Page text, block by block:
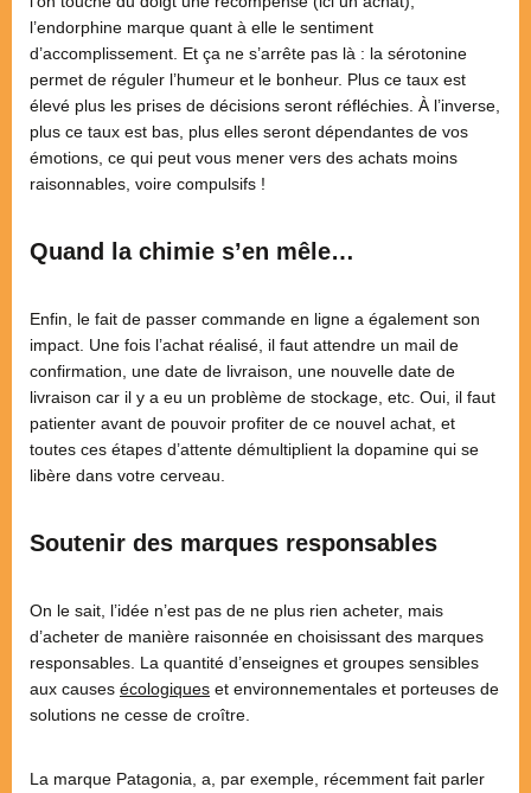
l’endorphine marque quant à elle le sentiment
d’accomplissement. Et ça ne s’arrête pas là : la sérotonine
permet de réguler l’humeur et le bonheur. Plus ce taux est
élevé plus les prises de décisions seront réfléchies. À l’inverse,
plus ce taux est bas, plus elles seront dépendantes de vos
émotions, ce qui peut vous mener vers des achats moins
raisonnables, voire compulsifs !
Quand la chimie s’en mêle…
Enfin, le fait de passer commande en ligne a également son
impact. Une fois l’achat réalisé, il faut attendre un mail de
confirmation, une date de livraison, une nouvelle date de
livraison car il y a eu un problème de stockage, etc. Oui, il faut
patienter avant de pouvoir profiter de ce nouvel achat, et
toutes ces étapes d’attente démultiplient la dopamine qui se
libère dans votre cerveau.
Soutenir des marques responsables
On le sait, l’idée n’est pas de ne plus rien acheter, mais
d’acheter de manière raisonnée en choisissant des marques
responsables. La quantité d’enseignes et groupes sensibles
aux causes écologiques et environnementales et porteuses de
solutions ne cesse de croître.
La marque Patagonia, a, par exemple, récemment fait parler